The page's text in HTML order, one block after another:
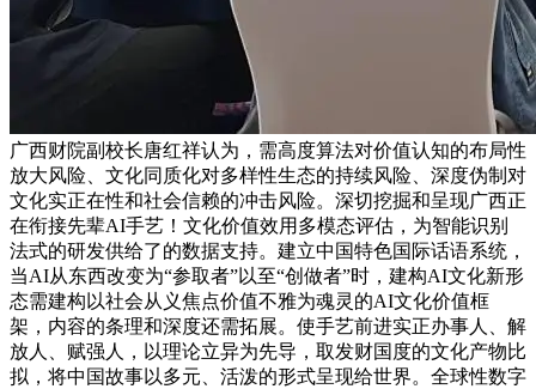
广西财院副校长唐红祥认为，需高度算法对价值认知的布局性
放大风险、文化同质化对多样性生态的持续风险、深度伪制对
文化实正在性和社会信赖的冲击风险。深切挖掘和呈现广西正
在衔接先辈AI手艺！文化价值效用多模态评估，为智能识别
法式的研发供给了的数据支持。建立中国特色国际话语系统，
当AI从东西改变为“参取者”以至“创做者”时，建构AI文化新形
态需建构以社会从义焦点价值不雅为魂灵的AI文化价值框
架，内容的条理和深度还需拓展。使手艺前进实正办事人、解
放人、赋强人，以理论立异为先导，取发财国度的文化产物比
拟，将中国故事以多元、活泼的形式呈现给世界。全球性数字